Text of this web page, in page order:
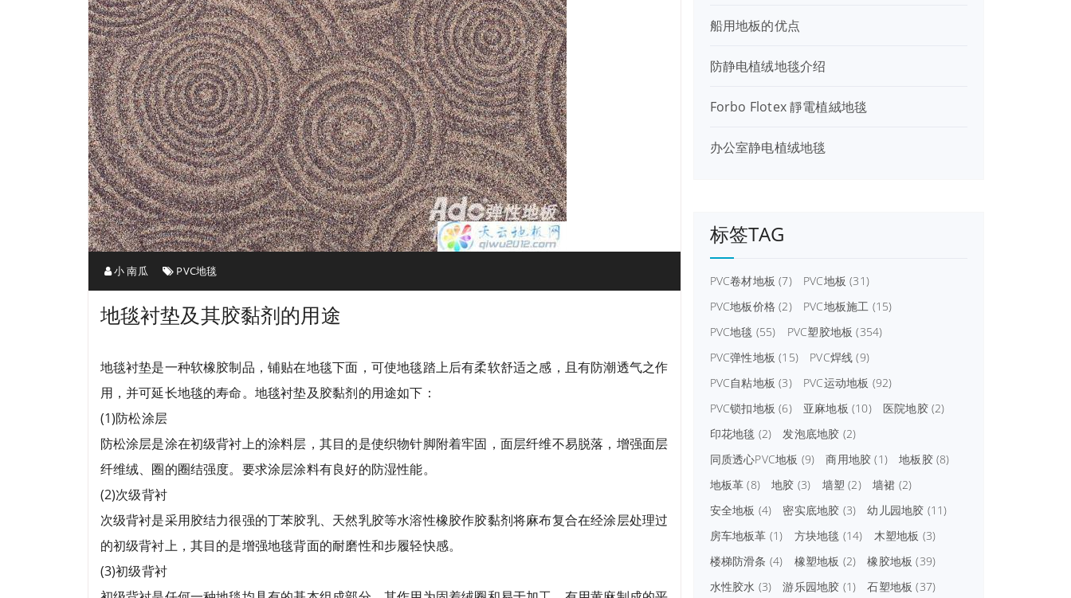
小 南瓜 PVC地毯
地毯衬垫及其胶黏剂的用途
地毯衬垫是一种软橡胶制品，铺贴在地毯下面，可使地毯踏上后有柔软舒适之感，且有防潮透气之作
用，并可延长地毯的寿命。地毯衬垫及胶黏剂的用途如下：
(1)防松涂层
防松涂层是涂在初级背衬上的涂料层，其目的是使织物针脚附着牢固，面层纤维不易脱落，增强面层
纤维绒、圈的圈结强度。要求涂层涂料有良好的防湿性能。
(2)次级背衬
次级背衬是采用胶结力很强的丁苯胶乳、天然乳胶等水溶性橡胶作胶黏剂将麻布复合在经涂层处理过
的初级背衬上，其目的是增强地毯背面的耐磨性和步履轻快感。
(3)初级背衬
船用地板的优点
防静电植绒地毯介绍
Forbo Flotex 靜電植絨地毯
办公室静电植绒地毯
标签TAG
PVC卷材地板 (7) PVC地板 (31)
PVC地板价格 (2) PVC地板施工 (15)
PVC地毯 (55) PVC塑胶地板 (354)
PVC弹性地板 (15) PVC焊线 (9)
PVC自粘地板 (3) PVC运动地板 (92)
PVC锁扣地板 (6) 亚麻地板 (10) 医院地胶(2)
印花地毯 (2) 发泡底地胶 (2)
同质透心PVC地板 (9) 商用地胶 (1) 地板胶(8)
地板革 (8) 地胶 (3) 墙塑 (2) 墙裙 (2)
安全地板 (4) 密实底地胶 (3) 幼儿园地胶 (11)
房车地板革 (1) 方块地毯 (14) 木塑地板 (3)
楼梯防滑条 (4) 橡塑地板 (2) 橡胶地板 (39)
水性胶水 (3) 游乐园地胶 (1) 石塑地板 (37)